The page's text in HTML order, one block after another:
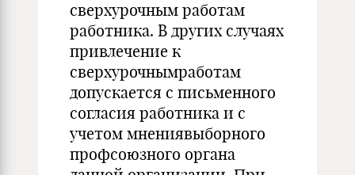
сверхурочным работам
работника. В других случаях
привлечение к
сверхурочнымработам
допускается с письменного
согласия работника и с
учетом мнениявыборного
профсоюзного органа